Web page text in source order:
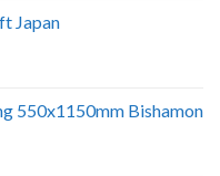
Japan
550x1150mm Bishamon